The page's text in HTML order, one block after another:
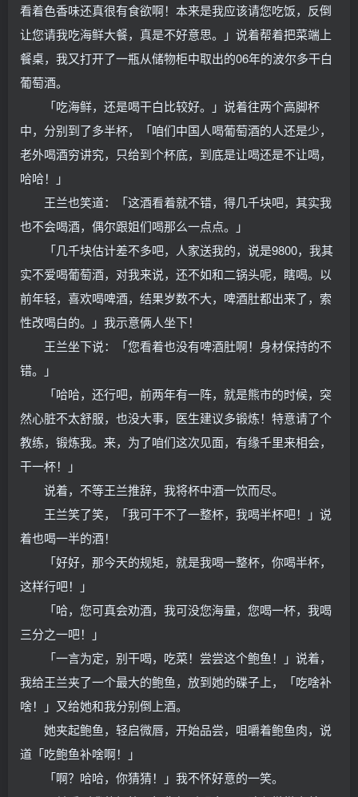
看着色香味还真很有食欲啊！本来是我应该请您吃饭，反倒
让您请我吃海鲜大餐，真是不好意思。」说着帮着把菜端上
餐桌，我又打开了一瓶从储物柜中取出的06年的波尔多干白
葡萄酒。
「吃海鲜，还是喝干白比较好。」说着往两个高脚杯
中，分别到了多半杯，「咱们中国人喝葡萄酒的人还是少，
老外喝酒穷讲究，只给到个杯底，到底是让喝还是不让喝，
哈哈！」
王兰也笑道：「这酒看着就不错，得几千块吧，其实我
也不会喝酒，偶尔跟姐们喝那么一点点。」
「几千块估计差不多吧，人家送我的，说是9800，我其
实不爱喝葡萄酒，对我来说，还不如和二锅头呢，瞎喝。以
前年轻，喜欢喝啤酒，结果岁数不大，啤酒肚都出来了，索
性改喝白的。」我示意俩人坐下！
王兰坐下说：「您看着也没有啤酒肚啊！身材保持的不
错。」
「哈哈，还行吧，前两年有一阵，就是熊市的时候，突
然心脏不太舒服，也没大事，医生建议多锻炼！特意请了个
教练，锻炼我。来，为了咱们这次见面，有缘千里来相会，
干一杯！」
说着，不等王兰推辞，我将杯中酒一饮而尽。
王兰笑了笑，「我可干不了一整杯，我喝半杯吧！」说
着也喝一半的酒！
「好好，那今天的规矩，就是我喝一整杯，你喝半杯，
这样行吧！」
「哈，您可真会劝酒，我可没您海量，您喝一杯，我喝
三分之一吧！」
「一言为定，别干喝，吃菜！尝尝这个鲍鱼！」说着，
我给王兰夹了一个最大的鲍鱼，放到她的碟子上，「吃啥补
啥！」又给她和我分别倒上酒。
她夹起鲍鱼，轻启微唇，开始品尝，咀嚼着鲍鱼肉，说
道「吃鲍鱼补啥啊！」
「啊？哈哈，你猜猜！」我不怀好意的一笑。